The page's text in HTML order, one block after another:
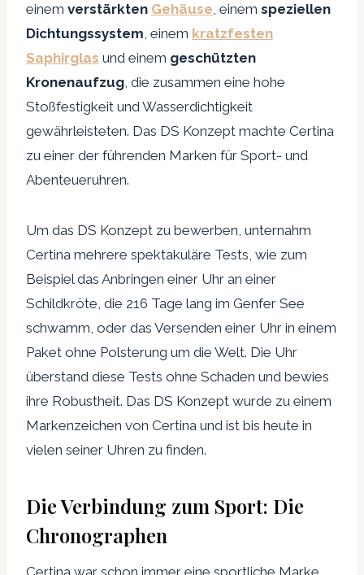
einem verstärkten Gehäuse, einem speziellen
Dichtungssystem, einem kratzfesten
Saphirglas und einem geschützten
Kronenaufzug, die zusammen eine hohe
Stoßfestigkeit und Wasserdichtigkeit
gewährleisteten. Das DS Konzept machte Certina
zu einer der führenden Marken für Sport- und
Abenteueruhren.
Um das DS Konzept zu bewerben, unternahm
Certina mehrere spektakuläre Tests, wie zum
Beispiel das Anbringen einer Uhr an einer
Schildkröte, die 216 Tage lang im Genfer See
schwamm, oder das Versenden einer Uhr in einem
Paket ohne Polsterung um die Welt. Die Uhr
überstand diese Tests ohne Schaden und bewies
ihre Robustheit. Das DS Konzept wurde zu einem
Markenzeichen von Certina und ist bis heute in
vielen seiner Uhren zu finden.
Die Verbindung zum Sport: Die
Chronographen
Certina war schon immer eine sportliche Marke,